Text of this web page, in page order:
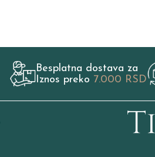
Besplatna dostava za
Iznos preko 7.000 RSD